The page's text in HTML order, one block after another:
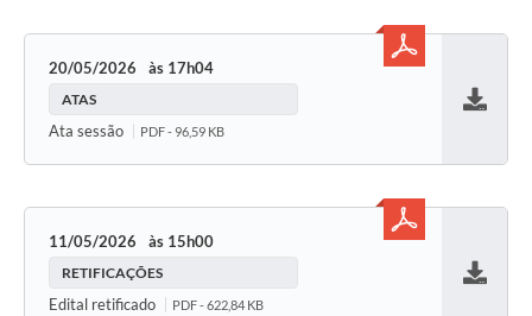
20/05/2026 17h04
ATAS
Ata sessão PDF - 96,59 KB
11/05/2026 15h00
RETIFICAÇÕES
Edital retificado PDF - 622,84 KB